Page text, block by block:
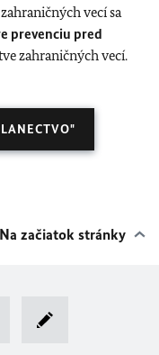
vecí sa
prevenciu pred
zahraničných vecí.
Na začiatok stránky